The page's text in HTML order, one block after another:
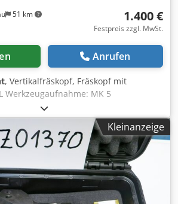
51 km 1.400 €
Festpreis zzgl. MwSt.
Anrufen
, Vertikalfräskopf, Fräskopf mit
Werkzeugaufnahme: MK 5
5) Pinolhub, Spindel-Hubbewegung: 80
Motordrehzahl 1410 U/min = 490 /
Motordrehzahl 2950
/ 2380 U/min. Spindeldurchlass: 37 mm
1,8 kW Motordrehzahl: 1410 / 2850
400 Volt, 50 Hz - Spindeldrehzahl
und 3 Riemenstufen -
Fräskopf Ø 215 mm mit 2 Bohrungen
Kleinanzeige